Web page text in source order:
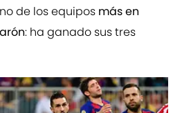
de los equipos más en
: ha ganado sus tres